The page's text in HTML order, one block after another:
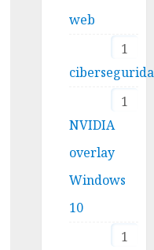
web
1
1
NVIDIA
overlay
Windows
10
1